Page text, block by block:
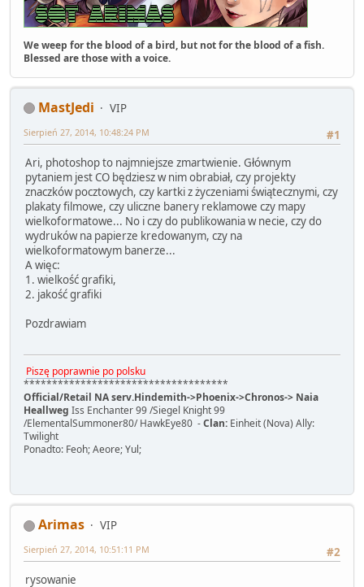
We weep for the blood of a bird, but not for the blood of a fish.
Blessed are those with a voice.
MastJedi
VIP
#1
Sierpień 27, 2014, 10:48:24 PM
Ari, photoshop to najmniejsze zmartwienie. Głównym
pytaniem jest CO będziesz w nim obrabiał, czy projekty
znaczków pocztowych, czy kartki z życzeniami świątecznymi, czy
plakaty filmowe, czy uliczne banery reklamowe czy mapy
wielkoformatowe... No i czy do publikowania w necie, czy do
wydruków na papierze kredowanym, czy na
wielkoformatowym banerze...
A więc:
1. wielkość grafiki,
2. jakość grafiki
Pozdrawiam
Piszę poprawnie po polsku
************************************
Official/Retail NA serv.Hindemith->Phoenix->Chronos-> Naia
Heallweg Iss Enchanter 99 /Siegel Knight 99
/ElementalSummoner80/ HawkEye80 -Clan: Einheit (Nova) Ally:
Twilight
Ponadto: Feoh; Aeore; Yul;
Arimas
VIP
#2
Sierpień 27, 2014, 10:51:11 PM
rysowanie